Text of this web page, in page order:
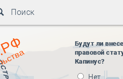
Поиск
Будут ли
правовой
Капинус?
Нет